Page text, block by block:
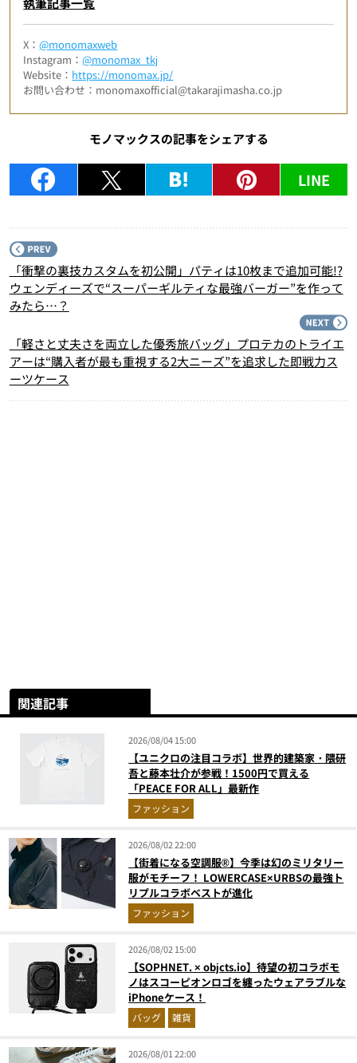
X：@monomaxweb
Instagram：@monomax_tkj
Website： https://monomax.jp/
お問い合わせ：monomaxofficial@takarajimasha.co.jp
モノマックスの記事をシェアする
LINE
「衝撃の裏技カスタムを初公開」パティは10枚まで追加可能!?
ウェンディーズで“スーパーギルティな最強バーガー”を作って
みたら…？
「軽さと丈夫さを両立した優秀旅バッグ」プロテカのトライエ
アーは“購入者が最も重視する2大ニーズ”を追求した即戦力ス
ーツケース
関連記事
2026/08/04 15:00
【ユニクロの注目コラボ】世界的建築家・隈研
吾と藤本壮介が参戦！1500円で買える
「PEACE FOR ALL」最新作
ファッション
2026/08/02 22:00
【街着になる空調服®】今季は幻のミリタリー
服がモチーフ！ LOWERCASE×URBSの最強ト
リプルコラボベストが進化
ファッション
2026/08/02 15:00
【SOPHNET. × objcts.io】待望の初コラボモ
ノはスコーピオンロゴを纏ったウェアラブルな
iPhoneケース！
バッグ 雑貨
2026/08/01 22:00